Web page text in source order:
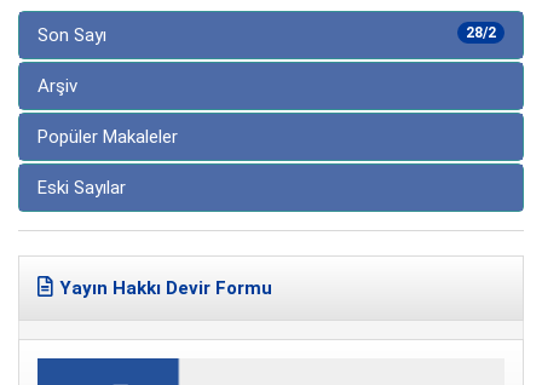
28/2
Son Sayı
Arşiv
Popüler Makaleler
Eski Sayılar
Yayın Hakkı Devir Formu